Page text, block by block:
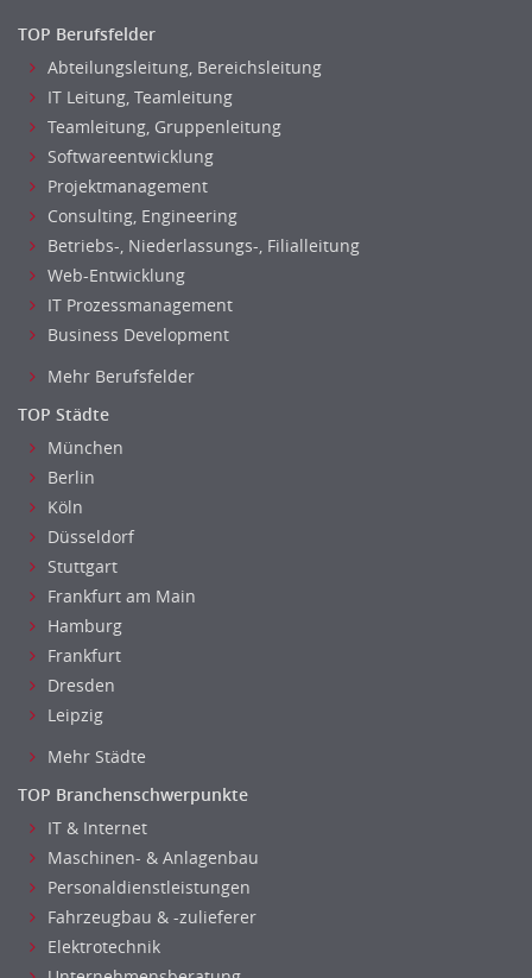
TOP Berufsfelder
Abteilungsleitung, Bereichsleitung
IT Leitung, Teamleitung
Teamleitung, Gruppenleitung
Softwareentwicklung
Projektmanagement
Consulting, Engineering
Betriebs-, Niederlassungs-, Filialleitung
Web-Entwicklung
IT Prozessmanagement
Business Development
Mehr Berufsfelder
TOP Städte
München
Berlin
Köln
Düsseldorf
Stuttgart
Frankfurt am Main
Hamburg
Frankfurt
Dresden
Leipzig
Mehr Städte
TOP Branchenschwerpunkte
IT & Internet
Maschinen- & Anlagenbau
Personaldienstleistungen
Fahrzeugbau & -zulieferer
Elektrotechnik